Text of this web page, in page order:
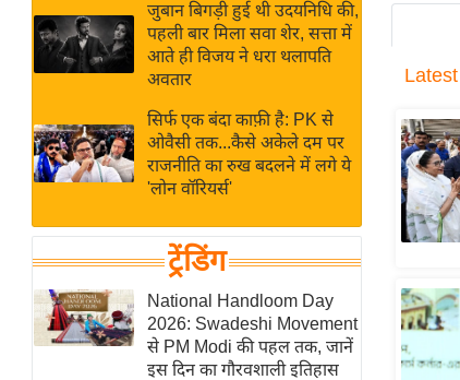
Live
News in
Hindi
News
Hindi
Videos
अंतर्राष्ट्रीय
बिज़नेस
उद्योग
विशेषज्ञ
राय
खेल
क्रिकेट
IPL
2026
जुबान बिगड़ी हुई थी उदयनिधि की,
पहली बार मिला सवा शेर, सत्ता में
आते ही विजय ने धरा थलापति
अवतार
सिर्फ एक बंदा काफ़ी है: PK से
ओवैसी तक...कैसे अकेले दम पर
राजनीति का रुख बदलने में लगे ये
'लोन वॉरियर्स'
ट्रेंडिंग
National Handloom Day
2026: Swadeshi Movement
से PM Modi की पहल तक, जानें
इस दिन का गौरवशाली इतिहास
Latest